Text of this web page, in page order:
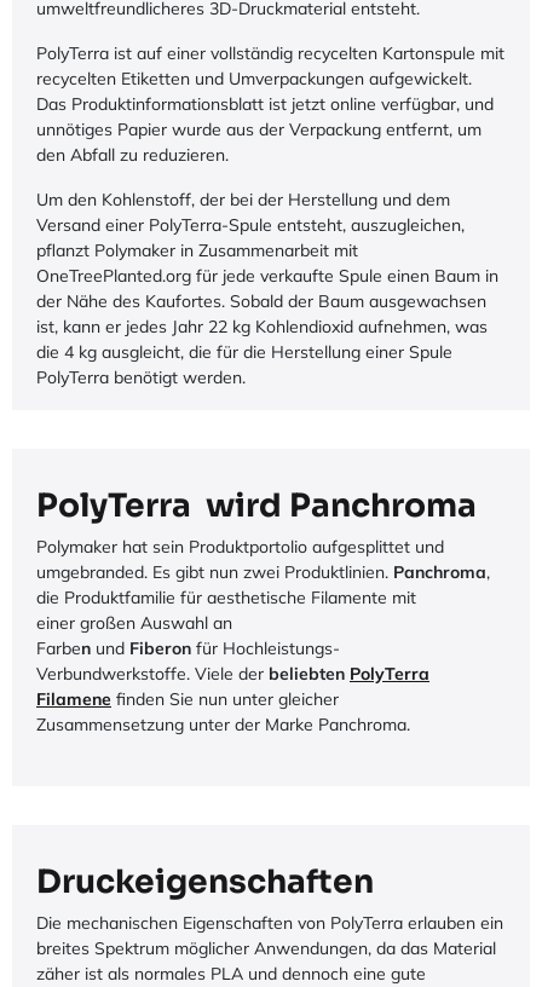
umweltfreundlicheres 3D-Druckmaterial entsteht.
PolyTerra ist auf einer vollständig recycelten Kartonspule mit
recycelten Etiketten und Umverpackungen aufgewickelt.
Das Produktinformationsblatt ist jetzt online verfügbar, und
unnötiges Papier wurde aus der Verpackung entfernt, um
den Abfall zu reduzieren.
Um den Kohlenstoff, der bei der Herstellung und dem
Versand einer PolyTerra-Spule entsteht, auszugleichen,
pflanzt Polymaker in Zusammenarbeit mit
OneTreePlanted.org für jede verkaufte Spule einen Baum in
der Nähe des Kaufortes. Sobald der Baum ausgewachsen
ist, kann er jedes Jahr 22 kg Kohlendioxid aufnehmen, was
die 4 kg ausgleicht, die für die Herstellung einer Spule
PolyTerra benötigt werden.
PolyTerra wird Panchroma
Polymaker hat sein Produktportolio aufgesplittet und
umgebranded. Es gibt nun zwei Produktlinien. Panchroma,
die Produktfamilie für aesthetische Filamente mit
einer großen Auswahl an
Farben und Fiberon für Hochleistungs-
Verbundwerkstoffe. Viele der beliebten PolyTerra
Filamene finden Sie nun unter gleicher
Zusammensetzung unter der Marke Panchroma.
Druckeigenschaften
Die mechanischen Eigenschaften von PolyTerra erlauben ein
breites Spektrum möglicher Anwendungen, da das Material
zäher ist als normales PLA und dennoch eine gute